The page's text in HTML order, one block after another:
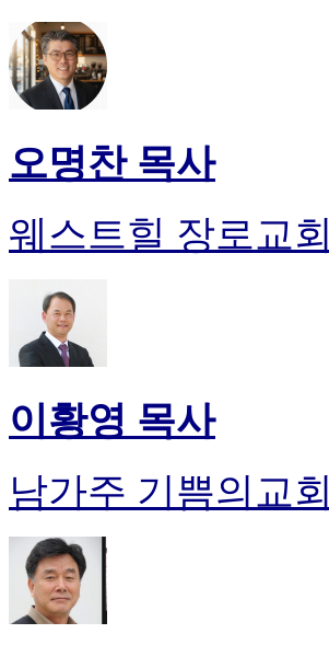
오명찬 목사
웨스트힐 장로교회
이황영 목사
남가주 기쁨의교회